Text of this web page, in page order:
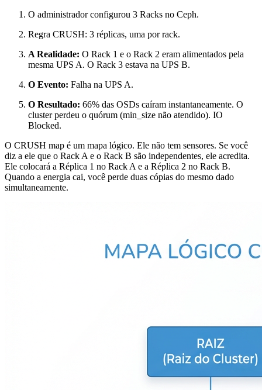
O administrador configurou 3 Racks no Ceph.
Regra CRUSH: 3 réplicas, uma por rack.
A Realidade: O Rack 1 e o Rack 2 eram alimentados pela
mesma UPS A. O Rack 3 estava na UPS B.
O Evento: Falha na UPS A.
O Resultado: 66% das OSDs caíram instantaneamente. O
cluster perdeu o quórum (min_size não atendido). IO
Blocked.
O CRUSH map é um mapa lógico. Ele não tem sensores. Se você
diz a ele que o Rack A e o Rack B são independentes, ele acredita.
Ele colocará a Réplica 1 no Rack A e a Réplica 2 no Rack B.
Quando a energia cai, você perde duas cópias do mesmo dado
simultaneamente.